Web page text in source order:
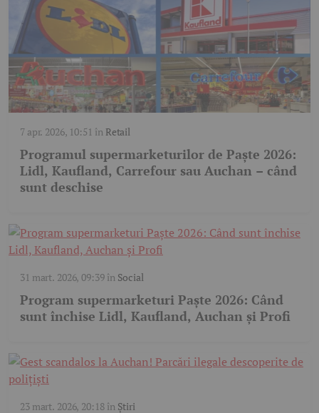
7 apr. 2026, 10:51 în Retail
Programul supermarketurilor de Paște 2026:
Lidl, Kaufland, Carrefour sau Auchan – când
sunt deschise
31 mart. 2026, 09:39în Social
Program supermarketuri Paște 2026: Când
sunt închise Lidl, Kaufland, Auchan și Profi
23 mart. 2026, 20:18în Știri